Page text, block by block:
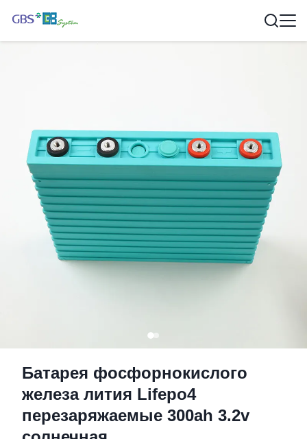
Батарея фосфорнокислого
железа лития Lifepo4
перезаряжаемые 300ah 3.2v